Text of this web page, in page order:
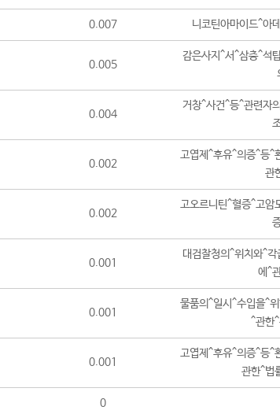
0.007 니코틴아마이드^아
0.005
감은사지^서^삼층^석
0.004
거창^사건^등^관련자
0.002
고엽제^후유^의증^등^
관
0.002
고오르니틴^혈증^고암
0.001
대검찰청의^위치와^
에^
0.001
물품의^일시^수입을^
^관한
0.001
고엽제^후유^의증^등^
관한^법
0